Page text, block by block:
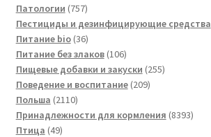
Патологии 757757
товаров
Пестициды и дезинфицирующие средства
Питание bio 3636
товаров
Питание без злаков 106106
товаров
Пищевые добавки и закуски 255255
Поведение и воспитание 209209
Польша 21102110
товаров
Принадлежности для кормления 83938393
Птица 4949